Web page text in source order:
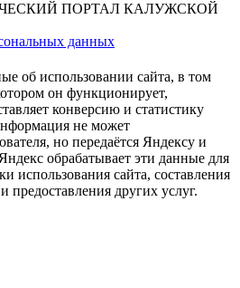
ПОРТАЛ КАЛУЖСКОЙ
данных
об использовании сайта, в том
он функционирует,
конверсию и статистику
не может
но передаётся Яндексу и
обрабатывает эти данные для
использования сайта, составления
предоставления других услуг.